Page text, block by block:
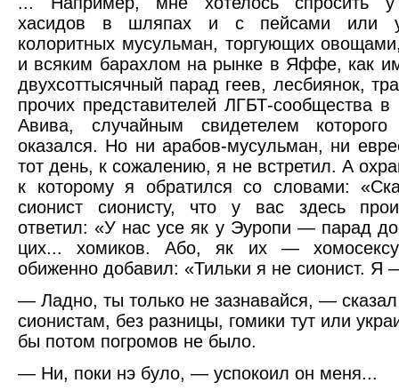
хасидов в шляпах и с пейсами или
колоритных мусульман, торгующих
и всяким барахлом на рынке в Яффе, как
двухсоттысячный парад геев, лесбиянок,
прочих представителей ЛГБТ-сообщества в
Авива, случайным свидетелем
оказался. Но ни арабов-мусульман, ни
тот день, к сожалению, я не встретил. А
к которому я обратился со словами:
сионист сионисту, что у вас здесь
ответил: «У нас усе як у Эуропи — парад
цих... хомиков. Або, як их —
обиженно добавил: «Тильки я не сионист. Я
— Ладно, ты только не зазнавайся, —
сионистам, без разницы, гомики тут или
бы потом погромов не было.
— Ни, поки нэ було, — успокоил он меня...